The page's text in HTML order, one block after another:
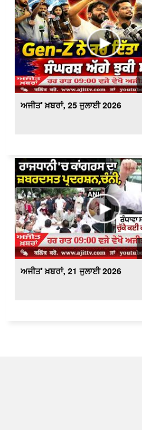
ਅਜੀਤ' ਖ਼ਬਰਾਂ, 25 ਜੁਲਾਈ 2026
ਅਜੀਤ' ਖ਼ਬਰਾਂ, 21 ਜੁਲਾਈ 2026